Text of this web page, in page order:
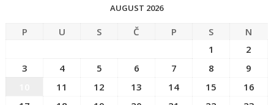
AUGUST 2026
P U S Č P S
N
1
2
3
4 5 6 7 8
9
11 12 13 14 15
16